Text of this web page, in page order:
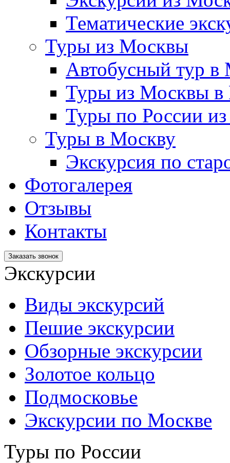
Тематические
Туры из Москвы
Автобусный тур в
Туры из Москвы в
Туры по России
Туры в Москву
Экскурсия по
Фотогалерея
Отзывы
Контакты
Заказать звонок
Экскурсии
Виды экскурсий
Пешие экскурсии
Обзорные экскурсии
Золотое кольцо
Подмосковье
Экскурсии по Москве
Туры по России